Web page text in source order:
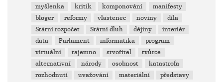
myšlenka
kritik komponování
manifesty
bloger
reformy vlastenec noviny
díla
Státní rozpočet
Státní dluh dějiny
interiér
data
Parlament informatika
program
virtuální
tajemno stvořitel
tvůrce
alternativní
národy osobnost
katastrofa
rozhodnutí
uvažování materiální
představy